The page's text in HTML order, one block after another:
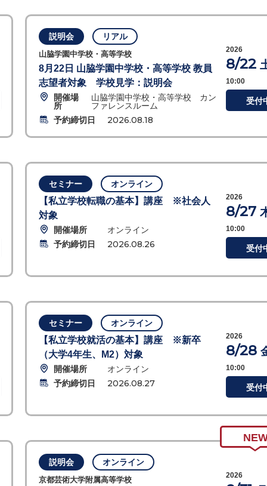
説明会 リアル
山脇学園中学校・高等学校
8月22日 山脇学園中学校・高等学校 教員
志望者対象 学校見学：説明会
開催場
所
山脇学園中学校・高等学校 カン
ファレンスルーム
予約締切日
2026.08.18
2026
8/22
10:00
受付
セミナー オンライン
【私立学校転職の基本】講座 ※社会人
対象
開催場所
オンライン
予約締切日
2026.08.26
2026
8/27
10:00
受付
セミナー オンライン
【私立学校就活の基本】講座 ※新卒
（大学4年生、M2）対象
開催場所
オンライン
予約締切日
2026.08.27
2026
8/28
10:00
受付
説明会 オンライン
京都芸術大学附属高等学校 2026